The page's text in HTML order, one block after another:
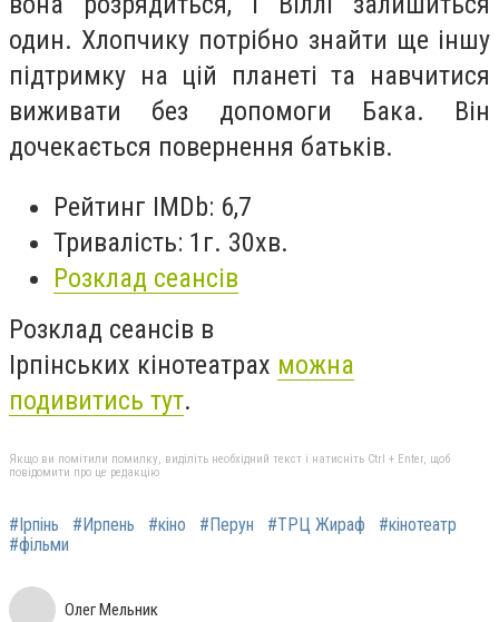
один. Хлопчику потрібно знайти ще іншу
підтримку на цій планеті та навчитися
виживати без допомоги Бака. Він
дочекається повернення батьків.
Рейтинг IMDb: 6,7
Тривалість: 1г. 30хв.
Розклад сеансів
Розклад сеансів в
Ірпінських кінотеатрах можна
подивитись тут.
Якщо ви помітили помилку, виділіть необхідний текст і натисніть Ctrl + Enter, щоб
повідомити про це редакцію
#Ірпінь #Ирпень #кіно #Перун #ТРЦ Жираф
#кінотеатр
#фільми
Олег Мельник